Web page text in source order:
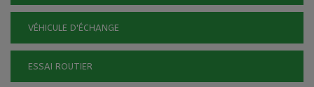
VÉHICULE D'ÉCHANGE
ESSAI ROUTIER